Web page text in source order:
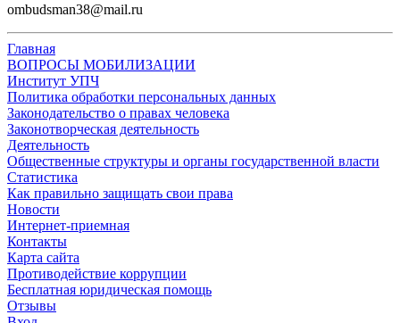
ombudsman38@mail.ru
Главная
ВОПРОСЫ МОБИЛИЗАЦИИ
Институт УПЧ
Политика обработки персональных данных
Законодательство о правах человека
Законотворческая деятельность
Деятельность
Общественные структуры и органы государственной власти
Статистика
Как правильно защищать свои права
Новости
Интернет-приемная
Контакты
Карта сайта
Противодействие коррупции
Бесплатная юридическая помощь
Отзывы